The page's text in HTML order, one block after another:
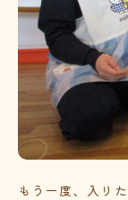
もう一度、入り